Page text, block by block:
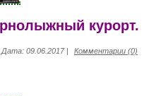
курорт.
Дата: 09.06.2017 | Комментарии (0)